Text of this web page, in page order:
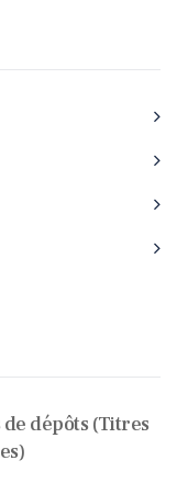
dépôts (Titres